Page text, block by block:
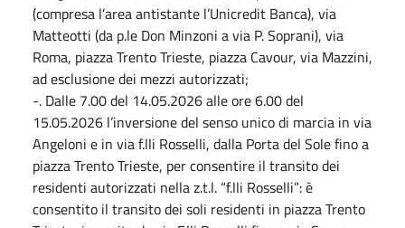
(compresa l’area antistante l’Unicredit Banca), via
Matteotti (da p.le Don Minzoni a via P. Soprani), via
Roma, piazza Trento Trieste, piazza Cavour, via Mazzini,
ad esclusione dei mezzi autorizzati;
-. Dalle 7.00 del 14.05.2026 alle ore 6.00 del
15.05.2026 l’inversione del senso unico di marcia in via
Angeloni e in via f.lli Rosselli, dalla Porta del Sole fino a
piazza Trento Trieste, per consentire il transito dei
residenti autorizzati nella z.t.l. “f.lli Rosselli”: è
consentito il transito dei soli residenti in piazza Trento